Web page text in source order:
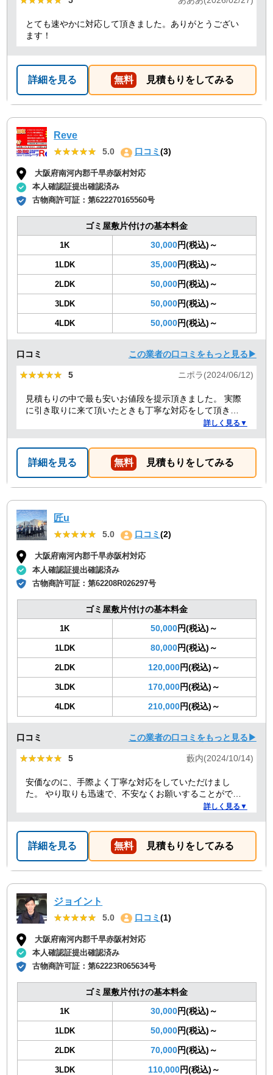
とても速やかに対応して頂きました。ありがとうござい
ます！
詳細を見る 無料 見積もりをしてみる
Reve
★★★★★
★★★★★ 5.0 口コミ(3)
大阪府南河内郡千早赤阪村対応
本人確認証提出確認済み
古物商許可証：第622270165560号
ゴミ屋敷片付けの基本料金
1K 30,000円(税込)～
1LDK 35,000円(税込)～
2LDK 50,000円(税込)～
3LDK 50,000円(税込)～
4LDK 50,000円(税込)～
口コミ この業者の口コミをもっと見る▶
★★★★★
★★★★★ 5 ニポラ(2024/06/12)
見積もりの中で最も安いお値段を提示頂きました。 実際
に引き取りに来て頂いたときも丁寧な対応をして頂き、
詳しく見る▼
詳細を見る 無料 見積もりをしてみる
匠u
★★★★★
★★★★★ 5.0 口コミ(2)
大阪府南河内郡千早赤阪村対応
本人確認証提出確認済み
古物商許可証：第62208R026297号
ゴミ屋敷片付けの基本料金
1K 50,000円(税込)～
1LDK 80,000円(税込)～
2LDK 120,000円(税込)～
3LDK 170,000円(税込)～
4LDK 210,000円(税込)～
口コミ この業者の口コミをもっと見る▶
★★★★★
★★★★★ 5 藪内(2024/10/14)
安価なのに、手際よく丁寧な対応をしていただけまし
た。 やり取りも迅速で、不安なくお願いすることができ
詳しく見る▼
詳細を見る 無料 見積もりをしてみる
ジョイント
★★★★★
★★★★★ 5.0 口コミ (1)
大阪府南河内郡千早赤阪村対応
本人確認証提出確認済み
古物商許可証：第62223R065634号
ゴミ屋敷片付けの基本料金
1K 30,000円(税込)～
1LDK 50,000円(税込)～
2LDK 70,000円(税込)～
3LDK 110,000円(税込)～